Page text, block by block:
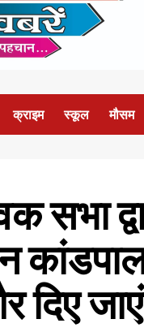
क्राइम स्कूल मौसम
सभा
दिए